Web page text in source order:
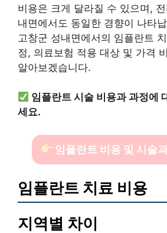
비용은 크게 달라질 수 있으며,
내면에서도 동일한 경향이 나타
고창군 성내면에서의 임플란트
정, 의료보험 적용 대상 및 가격
알아보겠습니다.
임플란트 시술 비용과 과정에
세요.
임플란트 비용 및 시술
임플란트 치료 비용
지역별 차이